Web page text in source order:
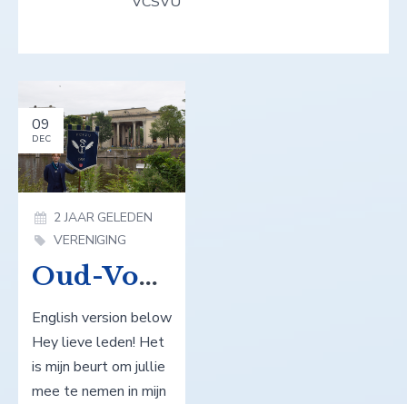
09
DEC
Oud-Voorzitter, Ruurd Hondema
2 JAAR GELEDEN
VERENIGING
English version below
Hey lieve leden! Het
is mijn beurt om jullie
mee te nemen in mijn